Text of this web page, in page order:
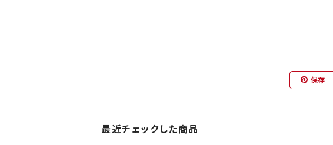
保存
最近チェックした商品